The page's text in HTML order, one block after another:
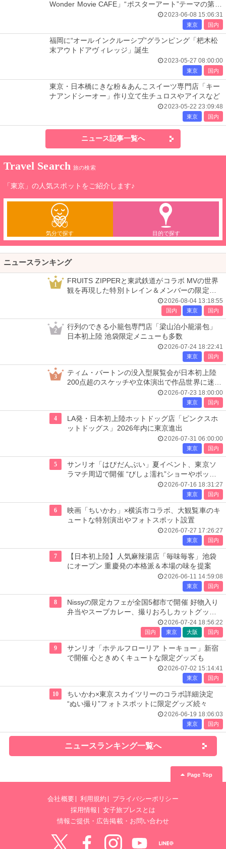
Wonder Movie CAFE」“ポスターアート”テーマの第2
2023-06-08 15:06:31
東京 国内
福岡に“オールインクルーシブ”グランピング「杷木松
末アウトドアヴィレッジ」誕生
2023-05-27 08:00:00
東京 国内
東京・日本橋にきな粉＆あんこスイーツ専門店「キー
ナアンドシーオー」作り立て生チュロスやアイスなど
2023-05-22 23:09:48
東京 国内
ニュース記事一覧へ
Travel Search 旅の検索
「東京」の人気スポットをご紹介します♪
気分で探す 目的で探す
ニュースランキング
1
FRUITS ZIPPERと東武鉄道がコラボ MVの世界
観を再現した特別トレイン＆メンバーの限定ア
2026-08-04 13:18:55
国内 東京 国内
2
行列のできる小籠包専門店「梁山泊小籠湯包」
日本初上陸 池袋限定メニューも多数
2026-07-24 18:22:41
東京 国内
3
ティム・バートンの没入型展覧会が日本初上陸
200点超のスケッチや立体演出で作品世界に迷い
2026-07-23 18:00:00
東京 国内
4
LA発・日本初上陸ホットドッグ店「ピンクスホ
ットドッグス」2026年内に東京進出
2026-07-31 06:00:00
東京 国内
5
サンリオ「はぴだんぶい」夏イベント、東京ソ
ラマチ周辺で開催 “びしょ濡れ”ショーやポップ
2026-07-16 18:31:27
東京 国内
6
映画「ちいかわ」×横浜市コラボ、大観覧車のキ
ュートな特別演出やフォトスポット設置
2026-07-27 17:26:27
東京 国内
7
【日本初上陸】人気麻辣湯店「毎味毎客」池袋
にオープン 重慶発の本格派＆本場の味を提案
2026-06-11 14:59:08
東京 国内
8
Nissyの限定カフェが全国5都市で開催 好物入り
弁当やスープカレー、撮りおろしカットグッズ
2026-07-24 18:56:22
国内 東京 大阪 国内
9
サンリオ「ホテルフローリア トーキョー」新宿
で開催 心ときめくキュートな限定グッズも
2026-07-02 15:14:41
東京 国内
10
ちいかわ×東京スカイツリーのコラボ詳細決定
“ぬい撮り”フォトスポットに限定グッズ続々
2026-06-19 18:06:03
東京 国内
ニュースランキング一覧へ
Page Top
会社概要 利用規約
プライバシーポリシー
採用情報
女子旅プレスとは
情報ご提供・広告掲載・お問い合わせ